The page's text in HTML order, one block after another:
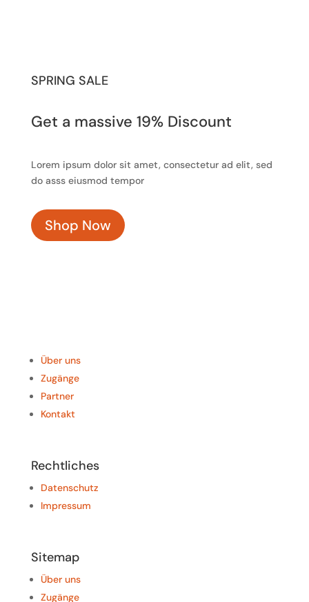
SPRING SALE
Get a massive 19% Discount
Lorem ipsum dolor sit amet, consectetur ad elit, sed
do asss eiusmod tempor
Shop Now
Über uns
Zugänge
Partner
Kontakt
Rechtliches
Datenschutz
Impressum
Sitemap
Über uns
Zugänge